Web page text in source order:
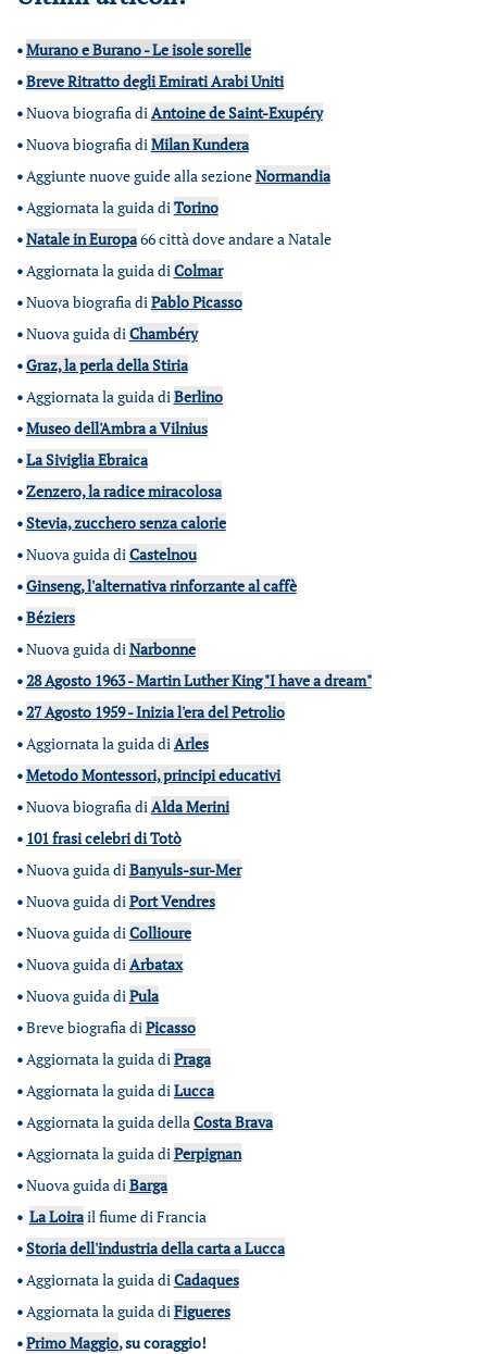
•Murano e Burano - Le isole sorelle
•Breve Ritratto degli Emirati Arabi Uniti
•Nuova biografia diAntoine de Saint-Exupéry
•Nuova biografia diMilan Kundera
•Aggiunte nuove guide alla sezioneNormandia
•Aggiornata la guida diTorino
•Natale in Europa66 città dove andare a Natale
•Aggiornata la guida diColmar
•Nuova biografia diPablo Picasso
•Nuova guida diChambéry
•Graz, la perla della Stiria
•Aggiornata la guida diBerlino
•Museo dell'Ambra a Vilnius
•La Siviglia Ebraica
•Zenzero, la radice miracolosa
•Stevia, zucchero senza calorie
•Nuova guida diCastelnou
•Ginseng, l'alternativa rinforzante al caffè
•Béziers
•Nuova guida diNarbonne
•28 Agosto 1963 - Martin Luther King "I have a dream"
•27 Agosto 1959 - Inizia l'era del Petrolio
•Aggiornata la guida diArles
•Metodo Montessori, principi educativi
•Nuova biografia diAlda Merini
• 101 frasi celebri di Totò
•Nuova guida diBanyuls-sur-Mer
•Nuova guida diPort Vendres
•Nuova guida diCollioure
•Nuova guida diArbatax
•Nuova guida diPula
•Breve biografia diPicasso
•Aggiornata la guida diPraga
•Aggiornata la guida diLucca
•Aggiornata la guida dellaCosta Brava
•Aggiornata la guida diPerpignan
•Nuova guida diBarga
• La Loirail fiume di Francia
•Storia dell'industria della carta a Lucca
•Aggiornata la guida diCadaques
•Aggiornata la guida diFigueres
•Primo Maggio, su coraggio!